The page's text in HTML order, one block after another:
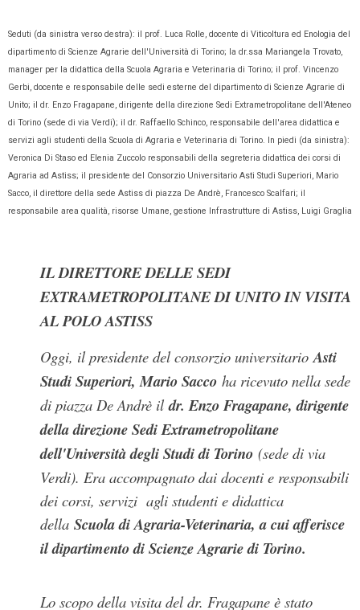
Seduti (da sinistra verso destra): il prof. Luca Rolle, docente di Viticoltura ed Enologia del
dipartimento di Scienze Agrarie dell'Università di Torino; la dr.ssa Mariangela Trovato,
manager per la didattica della Scuola Agraria e Veterinaria di Torino; il prof. Vincenzo
Gerbi, docente e responsabile delle sedi esterne del dipartimento di Scienze Agrarie di
Unito; il dr. Enzo Fragapane, dirigente della direzione Sedi Extrametropolitane dell'Ateneo
di Torino (sede di via Verdi); il dr. Raffaello Schinco, responsabile dell'area didattica e
servizi agli studenti della Scuola di Agraria e Veterinaria di Torino. In piedi (da sinistra):
Veronica Di Staso ed Elenia Zuccolo responsabili della segreteria didattica dei corsi di
Agraria ad Astiss; il presidente del Consorzio Universitario Asti Studi Superiori, Mario
Sacco, il direttore della sede Astiss di piazza De Andrè, Francesco Scalfari; il
responsabile area qualità, risorse Umane, gestione Infrastrutture di Astiss, Luigi Graglia
IL DIRETTORE DELLE SEDI
EXTRAMETROPOLITANE DI UNITO IN VISITA
AL POLO ASTISS
Oggi, il presidente del consorzio universitarioAsti
Studi Superiori, Mario Sacco ha ricevuto nella sede
di piazza De Andrè ildr. Enzo Fragapane, dirigente
della direzione Sedi Extrametropolitane
dell'Università degli Studi di Torino (sede di via
Verdi). Era accompagnato dai docenti e responsabili
dei corsi, servizi agli studenti e didattica
della Scuola di Agraria-Veterinaria, a cui afferisce
il dipartimento di Scienze Agrarie di Torino.
Lo scopo della visita del dr. Fragapane è stato